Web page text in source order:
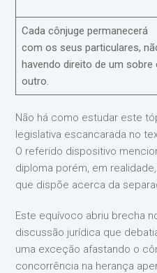
Cada cônjuge permanecerá
com os seus particulares,
havendo direito de um sobre
outro.
Não há como estudar este
legislativa escancarada no
O referido dispositivo
diploma porém, em
que dispõe acerca da
Este equívoco abriu brecha
discussão jurídica que
uma exceção afastando o
concorrência na herança